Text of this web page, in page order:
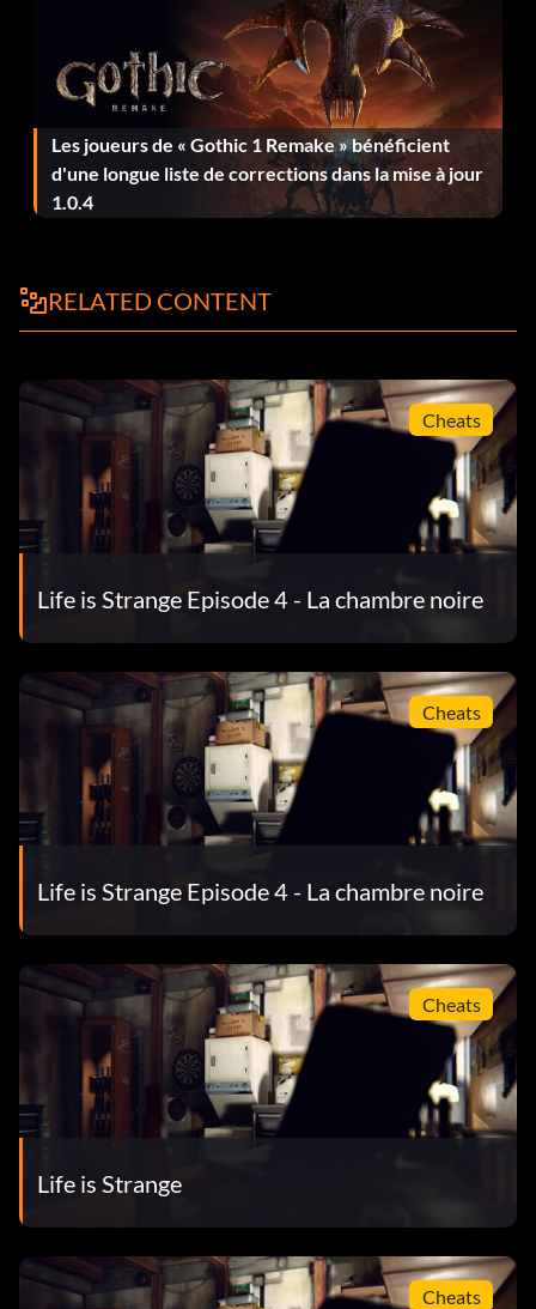
Les joueurs de « Gothic 1 Remake » bénéficient
d'une longue liste de corrections dans la mise à jour
1.0.4
RELATED CONTENT
Cheats
Life is Strange Episode 4 - La chambre noire
Cheats
Life is Strange Episode 4 - La chambre noire
Cheats
Life is Strange
Cheats